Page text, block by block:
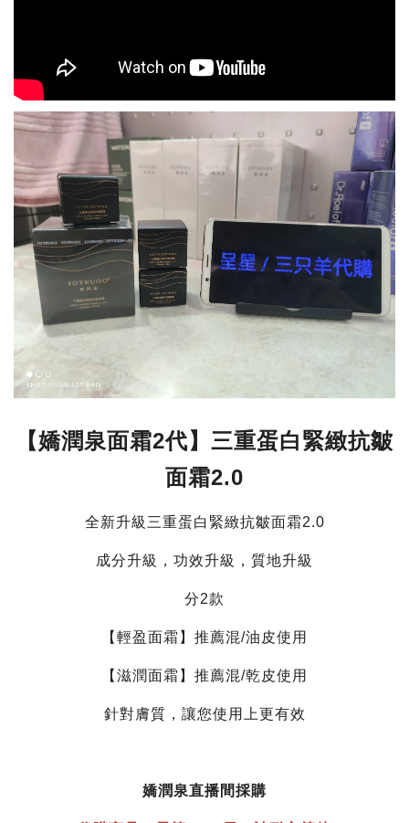
【嬌潤泉面霜2代】三重蛋白緊緻抗皺
面霜2.0
全新升級三重蛋白緊緻抗皺面霜2.0
成分升級，功效升級，質地升級
分2款
【輕盈面霜】推薦混/油皮使用
【滋潤面霜】推薦混/乾皮使用
針對膚質，讓您使用上更有效
嬌潤泉直播間採購